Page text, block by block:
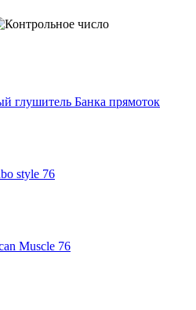
глушитель Банка прямоток
style 76
Muscle 76